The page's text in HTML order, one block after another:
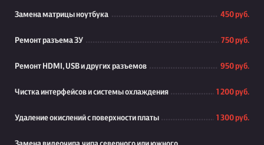
Замена матрицы ноутбука 450 руб.
Ремонт разъема ЗУ 750 руб.
Ремонт HDMI, USB и других разъемов 950 руб.
Чистка интерфейсов и системы охлаждения 1 200 руб.
Удаление окислений с поверхности платы 1 300 руб.